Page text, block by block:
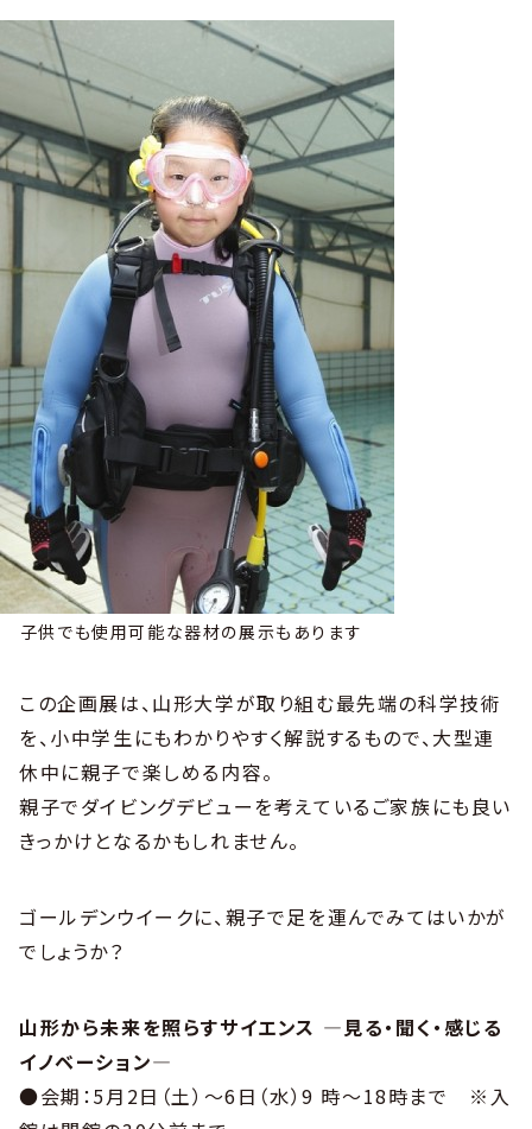
子供でも使用可能な器材の展示もあります
この企画展は、山形大学が取り組む最先端の科学技術
を、小中学生にもわかりやすく解説するもので、大型連
休中に親子で楽しめる内容。
親子でダイビングデビューを考えているご家族にも良い
きっかけとなるかもしれません。
ゴールデンウイークに、親子で足を運んでみてはいかが
でしょうか？
山形から未来を照らすサイエンス ―見る・聞く・感じる
イノベーション―
●会期：5月2日（土）～6日（水）9 時～18時まで ※入